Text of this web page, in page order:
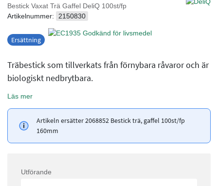
Bestick Vaxat Trä Gaffel DeliQ 100st/fp
Artikelnummer:
2150830
Ersättning
Träbestick som tillverkats från förnybara råvaror och är
biologiskt nedbrytbara.
Läs mer
Artikeln ersätter 2068852 Bestick trä, gaffel 100st/fp
160mm
Utförande